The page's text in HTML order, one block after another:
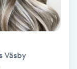
Väsby